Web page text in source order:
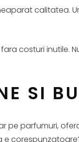
calitatea.
costuri inutile.
SI
pe parfumuri,